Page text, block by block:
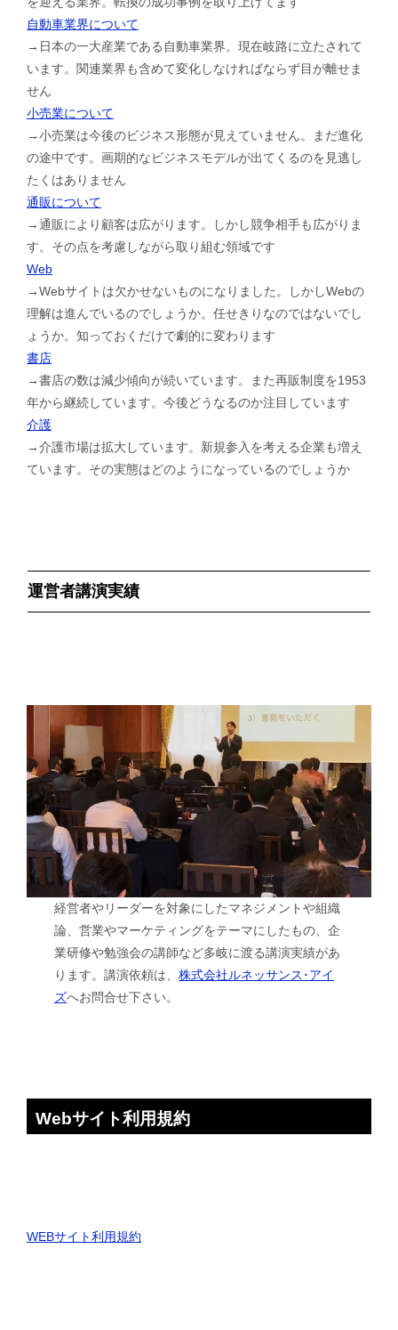
自動車業界について
→日本の一大産業である自動車業界。現在岐路に立たされて
います。関連業界も含めて変化しなければならず目が離せま
せん
小売業について
→小売業は今後のビジネス形態が見えていません。まだ進化
の途中です。画期的なビジネスモデルが出てくるのを見逃し
たくはありません
通販について
→通販により顧客は広がります。しかし競争相手も広がりま
す。その点を考慮しながら取り組む領域です
Web
→Webサイトは欠かせないものになりました。しかしWebの
理解は進んでいるのでしょうか。任せきりなのではないでし
ょうか。知っておくだけで劇的に変わります
書店
→書店の数は減少傾向が続いています。また再販制度を1953
年から継続しています。今後どうなるのか注目しています
介護
→介護市場は拡大しています。新規参入を考える企業も増え
ています。その実態はどのようになっているのでしょうか
運営者講演実績
経営者やリーダーを対象にしたマネジメントや組織
論、営業やマーケティングをテーマにしたもの、企
業研修や勉強会の講師など多岐に渡る講演実績があ
ります。講演依頼は、株式会社ルネッサンス･アイ
ズへお問合せ下さい。
Webサイト利用規約
WEBサイト利用規約